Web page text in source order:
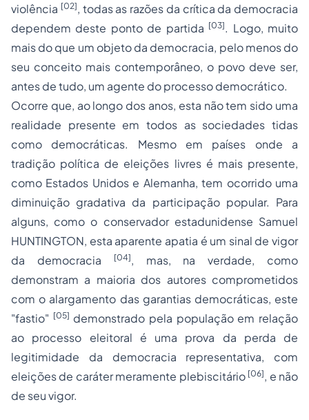
violência [02], todas as razões da crítica da democracia
dependem deste ponto de partida [03]. Logo, muito
mais do que um objeto da democracia, pelo menos do
seu conceito mais contemporâneo, o povo deve ser,
antes de tudo, um agente doprocessodemocrático.
Ocorre que, ao longo dos anos, esta não tem sido uma
realidade presente em todos as sociedades tidas
como democráticas. Mesmo em países onde a
tradição política de eleições livres é mais presente,
como Estados Unidos e Alemanha, tem ocorrido uma
diminuição gradativa da participação popular. Para
alguns, como o conservador estadunidense Samuel
HUNTINGTON, esta aparente apatia é um sinal de vigor
da democracia
[04], mas, na verdade, como
demonstram a maioria dos autores comprometidos
com o alargamento das garantias democráticas, este
"fastio" [05] demonstrado pela população em relação
ao processo eleitoral é uma prova da perda de
legitimidade da democracia representativa, com
eleições de caráter meramente plebiscitário [06], e não
de seu vigor.